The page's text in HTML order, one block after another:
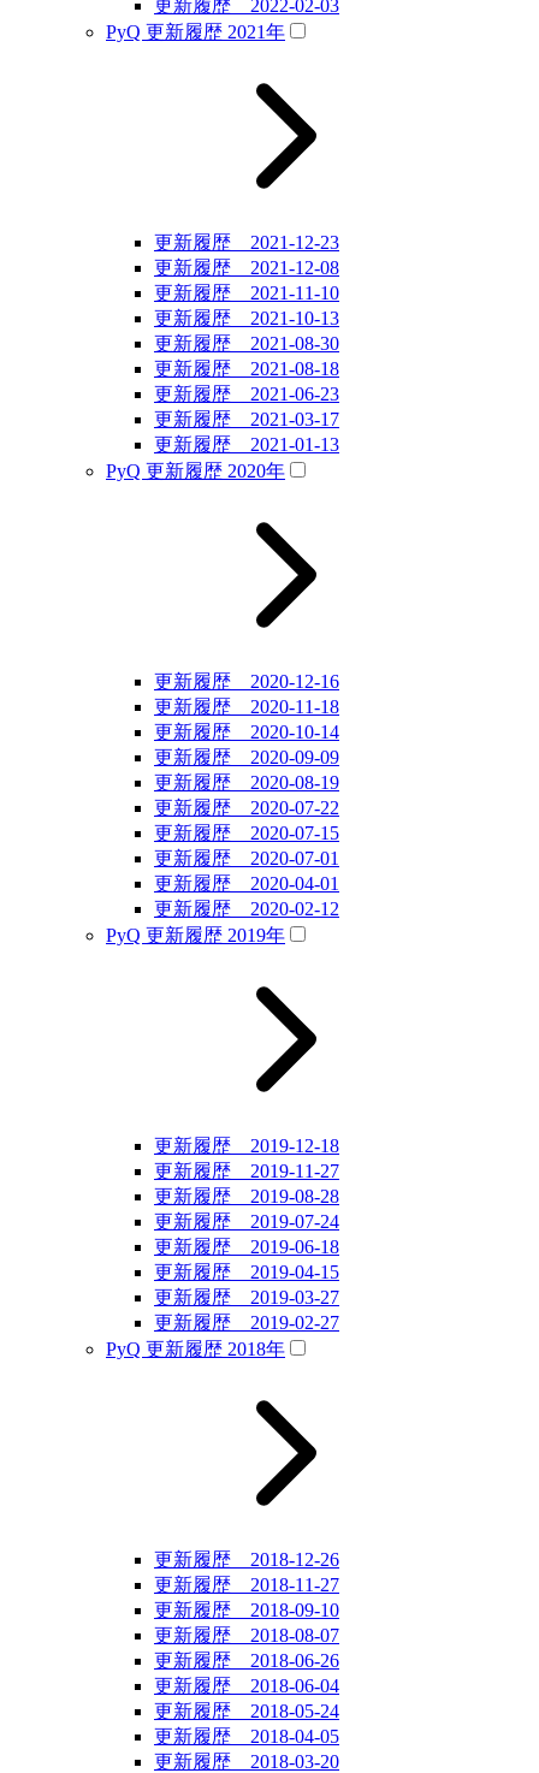
更新履歴 2022-02-03
PyQ 更新履歴 2021年
更新履歴 2021-12-23
更新履歴 2021-12-08
更新履歴 2021-11-10
更新履歴 2021-10-13
更新履歴 2021-08-30
更新履歴 2021-08-18
更新履歴 2021-06-23
更新履歴 2021-03-17
更新履歴 2021-01-13
PyQ 更新履歴 2020年
更新履歴 2020-12-16
更新履歴 2020-11-18
更新履歴 2020-10-14
更新履歴 2020-09-09
更新履歴 2020-08-19
更新履歴 2020-07-22
更新履歴 2020-07-15
更新履歴 2020-07-01
更新履歴 2020-04-01
更新履歴 2020-02-12
PyQ 更新履歴 2019年
更新履歴 2019-12-18
更新履歴 2019-11-27
更新履歴 2019-08-28
更新履歴 2019-07-24
更新履歴 2019-06-18
更新履歴 2019-04-15
更新履歴 2019-03-27
更新履歴 2019-02-27
PyQ 更新履歴 2018年
更新履歴 2018-12-26
更新履歴 2018-11-27
更新履歴 2018-09-10
更新履歴 2018-08-07
更新履歴 2018-06-26
更新履歴 2018-06-04
更新履歴 2018-05-24
更新履歴 2018-04-05
更新履歴 2018-03-20